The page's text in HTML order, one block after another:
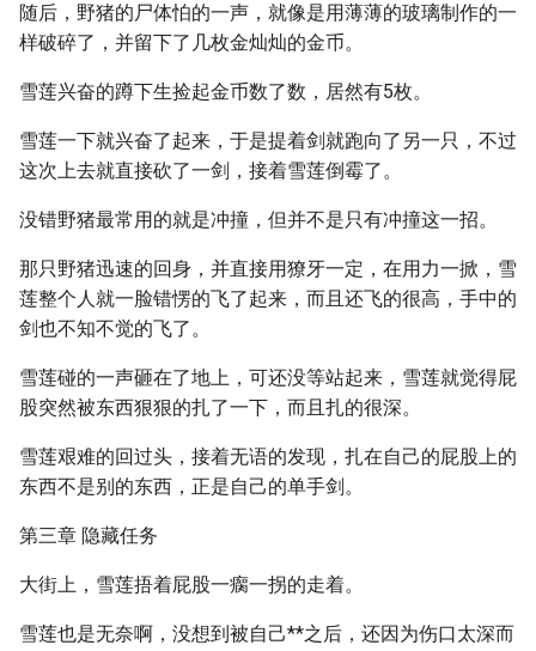
随后，野猪的尸体怕的一声，就像是用薄薄的玻璃制作的一
样破碎了，并留下了几枚金灿灿的金币。
雪莲兴奋的蹲下生捡起金币数了数，居然有5枚。
雪莲一下就兴奋了起来，于是提着剑就跑向了另一只，不过
这次上去就直接砍了一剑，接着雪莲倒霉了。
没错野猪最常用的就是冲撞，但并不是只有冲撞这一招。
那只野猪迅速的回身，并直接用獠牙一定，在用力一掀，雪
莲整个人就一脸错愣的飞了起来，而且还飞的很高，手中的
剑也不知不觉的飞了。
雪莲碰的一声砸在了地上，可还没等站起来，雪莲就觉得屁
股突然被东西狠狠的扎了一下，而且扎的很深。
雪莲艰难的回过头，接着无语的发现，扎在自己的屁股上的
东西不是别的东西，正是自己的单手剑。
第三章 隐藏任务
大街上，雪莲捂着屁股一瘸一拐的走着。
雪莲也是无奈啊，没想到被自己**之后，还因为伤口太深而